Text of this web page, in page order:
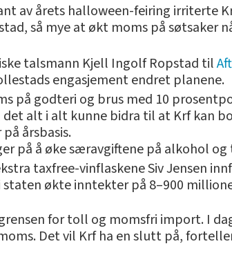
av årets halloween-feiring irriterte
så mye at økt moms på
talsmann Kjell Ingolf Ropstad til
engasjement endret planene.
på godteri og brus med 10
alt i alt kunne bidra til at Krf kan
årsbasis.
på å øke særavgiftene på alkohol
taxfree-vinflaskene Siv Jensen
økte inntekter på 8–900
for toll og momsfri import. I
Det vil Krf ha en slutt på,